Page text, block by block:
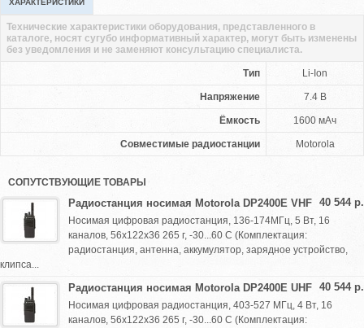
ХАРАКТЕРИСТИКИ
Тип Li-Ion
Напряжение 7.4 В
Ёмкость 1600 мАч
Совместимые радиостанции Motorola
Технические характеристики оборудования, представленного в
каталоге, носят сугубо информативный характер, могут быть изменены
без уведомления и не заменяют консультацию специалиста.
СОПУТСТВУЮЩИЕ ТОВАРЫ
40 544 р.
Радиостанция носимая Motorola DP2400E VHF
Носимая цифровая радиостанция, 136-174МГц, 5 Вт, 16
каналов, 56х122х36 265 г, -30...60 С (Комплектация:
радиостанция, антенна, аккумулятор, зарядное устройство,
клипса...
40 544 р.
Радиостанция носимая Motorola DP2400E UHF
Носимая цифровая радиостанция, 403-527 МГц, 4 Вт, 16
каналов, 56х122х36 265 г, -30...60 С (Комплектация: